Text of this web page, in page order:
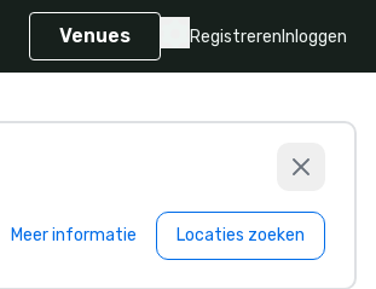
Venues Registreren Inloggen
Meer informatie Locaties zoeken